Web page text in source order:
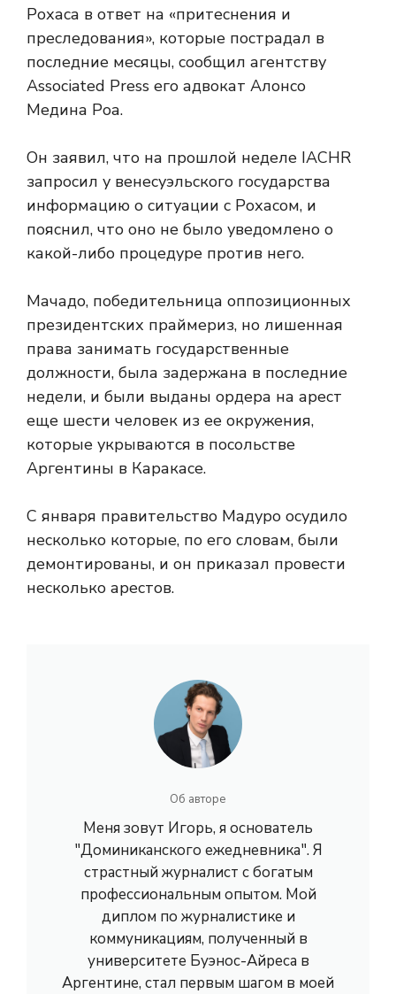
Рохаса в ответ на «притеснения и
преследования», которые пострадал в
последние месяцы, сообщил агентству
Associated Press его адвокат Алонсо
Медина Роа.
Он заявил, что на прошлой неделе IACHR
запросил у венесуэльского государства
информацию о ситуации с Рохасом, и
пояснил, что оно не было уведомлено о
какой-либо процедуре против него.
Мачадо, победительница оппозиционных
президентских праймериз, но лишенная
права занимать государственные
должности, была задержана в последние
недели, и были выданы ордера на арест
еще шести человек из ее окружения,
которые укрываются в посольстве
Аргентины в Каракасе.
С января правительство Мадуро осудило
несколько которые, по его словам, были
демонтированы, и он приказал провести
несколько арестов.
Об авторе
Меня зовут Игорь, я основатель
"Доминиканского ежедневника". Я
страстный журналист с богатым
профессиональным опытом. Мой
диплом по журналистике и
коммуникациям, полученный в
университете Буэнос-Айреса в
Аргентине, стал первым шагом в моей